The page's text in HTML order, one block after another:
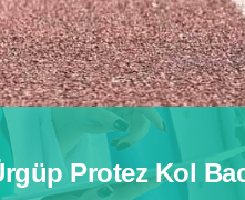
Protez Kol